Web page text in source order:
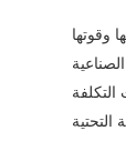
وقوتها